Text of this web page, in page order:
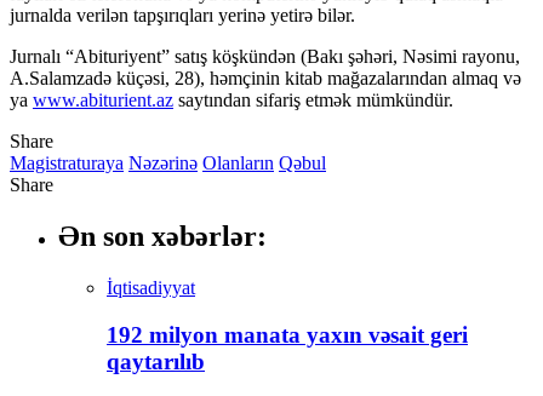
jurnalda verilən tapşırıqları yerinə yetirə bilər.
Jurnalı “Abituriyent” satış köşkündən (Bakı şəhəri, Nəsimi rayonu,
A.Salamzadə küçəsi, 28), həmçinin kitab mağazalarından almaq və
ya www.abiturient.az saytından sifariş etmək mümkündür.
Share
Magistraturaya Nəzərinə Olanların Qəbul
Share
Ən son xəbərlər:
İqtisadiyyat
192 milyon manata yaxın vəsait geri
qaytarılıb